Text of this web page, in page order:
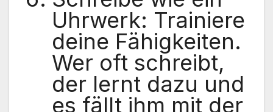
Uhrwerk: Trainiere
deine Fähigkeiten.
Wer oft schreibt,
der lernt dazu und
es fällt ihm mit der